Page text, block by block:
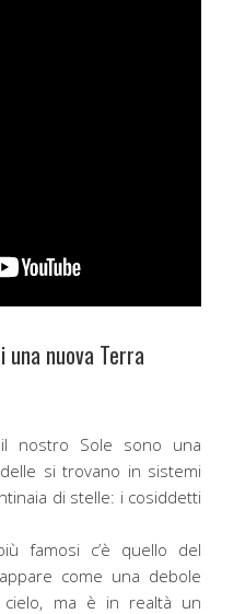
nuova Terra
nostro Sole sono una
si trovano in sistemi
di stelle: i cosiddetti
famosi c’è quello del
come una debole
cielo, ma è in realtà un